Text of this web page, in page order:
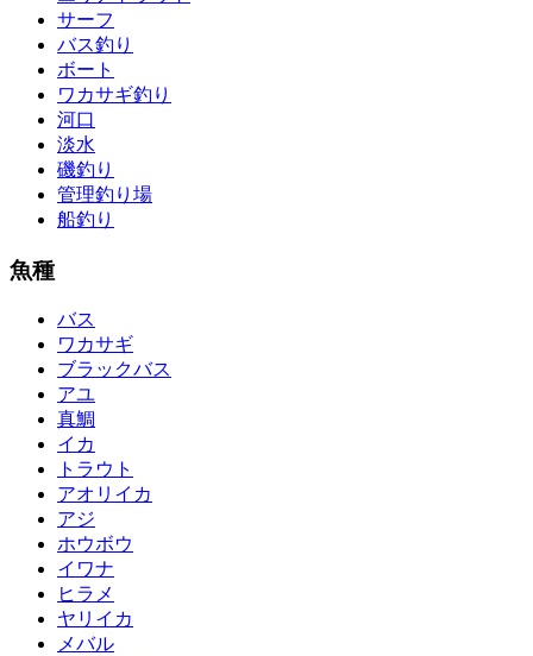
サーフ
バス釣り
ボート
ワカサギ釣り
河口
淡水
磯釣り
管理釣り場
船釣り
魚種
バス
ワカサギ
ブラックバス
アユ
真鯛
イカ
トラウト
アオリイカ
アジ
ホウボウ
イワナ
ヒラメ
ヤリイカ
メバル